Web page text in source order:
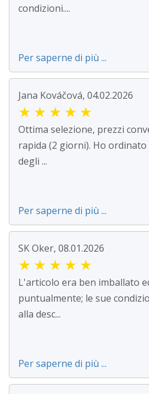
condizioni....
Per saperne di più ...
Jana Kováčová, 04.02.2026
★ ★ ★ ★ ★
Ottima selezione, prezzi
rapida (2 giorni). Ho
degli ...
Per saperne di più ...
SK Oker, 08.01.2026
★ ★ ★ ★ ★
L'articolo era ben imballato
puntualmente; le sue
alla desc...
Per saperne di più ...